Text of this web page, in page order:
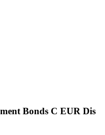
Bonds C EUR Dis